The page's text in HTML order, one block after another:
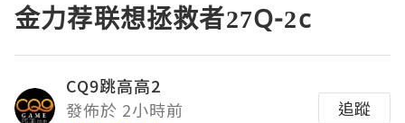
金力荐联想拯救者27Q-2c
CQ9跳高高2
發佈於 2小時前
追蹤